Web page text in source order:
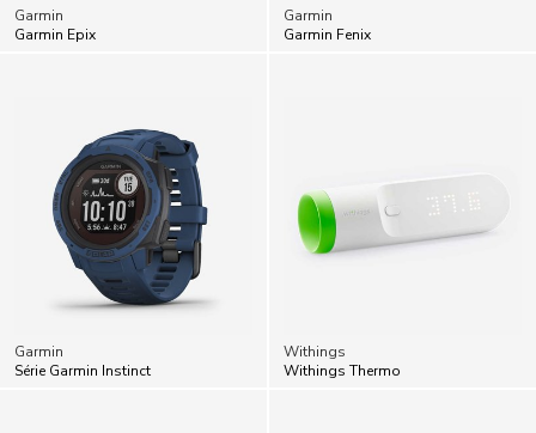
Garmin
Garmin Epix
Garmin
Garmin Fenix
Garmin
Série Garmin Instinct
Withings
Withings Thermo